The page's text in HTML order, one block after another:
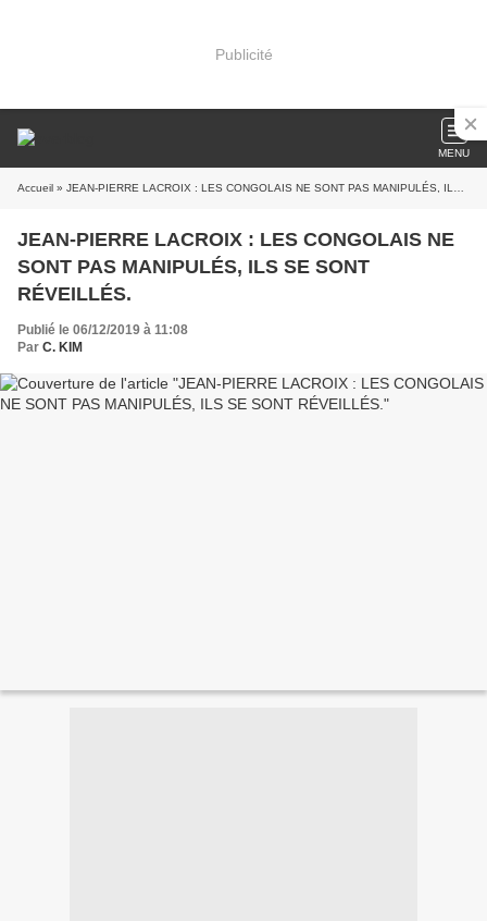
Publicité
MENU
Accueil » JEAN-PIERRE LACROIX : LES CONGOLAIS NE SONT PAS MANIPULÉS, ILS SE SONT RÉVEILLÉS.
JEAN-PIERRE LACROIX : LES CONGOLAIS NE
SONT PAS MANIPULÉS, ILS SE SONT
RÉVEILLÉS.
Publié le 06/12/2019 à 11:08
Par C. KIM